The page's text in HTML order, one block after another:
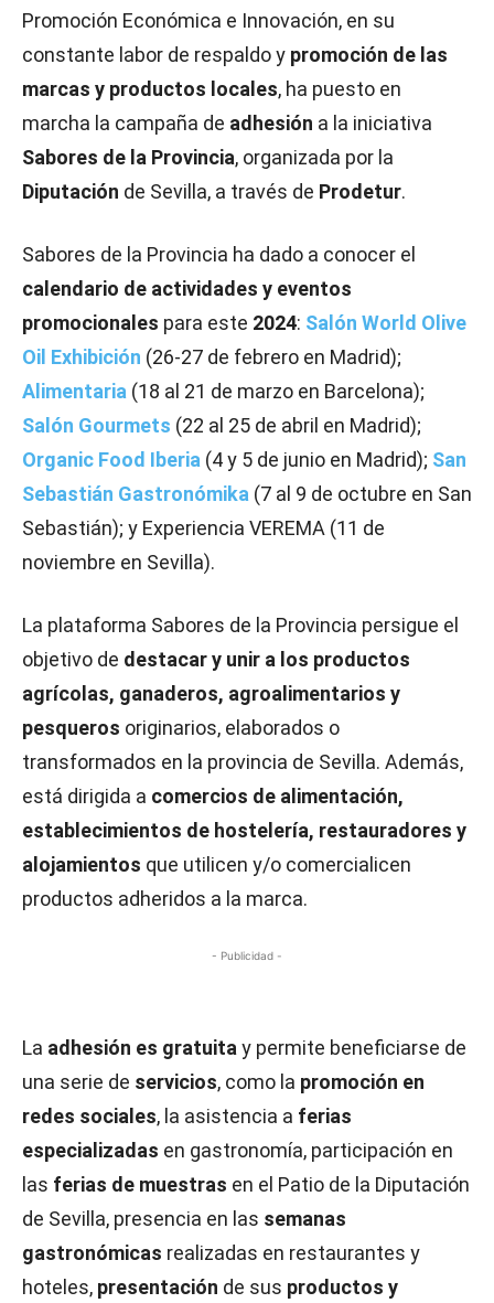
Promoción Económica e Innovación, en su
constante labor de respaldo y promoción de las
marcas y productos locales, ha puesto en
marcha la campaña de adhesión a la iniciativa
Sabores de la Provincia, organizada por la
Diputación de Sevilla, a través de Prodetur.
Sabores de la Provincia ha dado a conocer el
calendario de actividades y eventos
promocionales para este 2024: Salón World Olive
Oil Exhibición (26-27 de febrero en Madrid);
Alimentaria (18 al 21 de marzo en Barcelona);
Salón Gourmets (22 al 25 de abril en Madrid);
Organic Food Iberia (4 y 5 de junio en Madrid); San
Sebastián Gastronómika (7 al 9 de octubre en San
Sebastián); y Experiencia VEREMA (11 de
noviembre en Sevilla).
La plataforma Sabores de la Provincia persigue el
objetivo de destacar y unir a los productos
agrícolas, ganaderos, agroalimentarios y
pesqueros originarios, elaborados o
transformados en la provincia de Sevilla. Además,
está dirigida a comercios de alimentación,
establecimientos de hostelería, restauradores y
alojamientos que utilicen y/o comercialicen
productos adheridos a la marca.
- Publicidad -
La adhesión es gratuitay permite beneficiarse de
una serie de servicios, como la promoción en
redes sociales, la asistencia a ferias
especializadas en gastronomía, participación en
las ferias de muestras en el Patio de la Diputación
de Sevilla, presencia en las semanas
gastronómicas realizadas en restaurantes y
hoteles, presentación de sus productos y